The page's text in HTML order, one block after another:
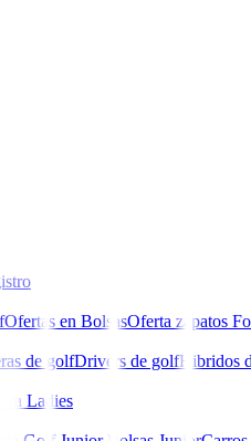
Ofertas en BolsasOferta zapatos
de golfDrivers de golfHibridos
Ladies